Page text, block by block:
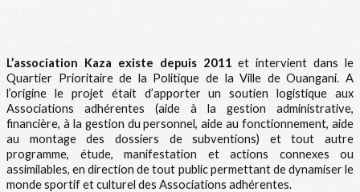
L’association Kaza existe depuis 2011 et intervient dans le
Quartier Prioritaire de la Politique de la Ville de Ouangani. A
l’origine le projet était d’apporter un soutien logistique aux
Associations adhérentes (aide à la gestion administrative,
financière, à la gestion du personnel, aide au fonctionnement, aide
au montage des dossiers de subventions) et tout autre
programme, étude, manifestation et actions connexes ou
assimilables, en direction de tout public permettant de dynamiser le
monde sportif et culturel des Associations adhérentes.